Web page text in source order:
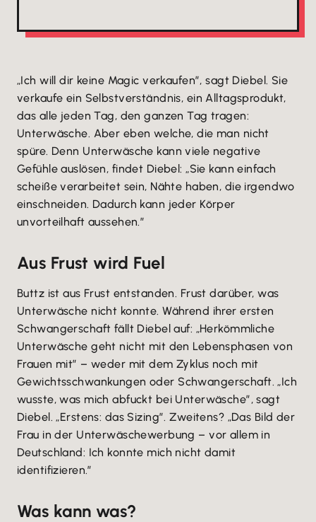
„Ich will dir keine Magic verkaufen”, sagt Diebel. Sie
verkaufe ein Selbstverständnis, ein Alltagsprodukt,
das alle jeden Tag, den ganzen Tag tragen:
Unterwäsche. Aber eben welche, die man nicht
spüre. Denn Unterwäsche kann viele negative
Gefühle auslösen, findet Diebel: „Sie kann einfach
scheiße verarbeitet sein, Nähte haben, die irgendwo
einschneiden. Dadurch kann jeder Körper
unvorteilhaft aussehen.”
Aus Frust wird Fuel
Buttz ist aus Frust entstanden. Frust darüber, was
Unterwäsche nicht konnte. Während ihrer ersten
Schwangerschaft fällt Diebel auf: „Herkömmliche
Unterwäsche geht nicht mit den Lebensphasen von
Frauen mit” – weder mit dem Zyklus noch mit
Gewichtsschwankungen oder Schwangerschaft. „Ich
wusste, was mich abfuckt bei Unterwäsche”, sagt
Diebel. „Erstens: das Sizing”. Zweitens? „Das Bild der
Frau in der Unterwäschewerbung – vor allem in
Deutschland: Ich konnte mich nicht damit
identifizieren.”
Was kann was?